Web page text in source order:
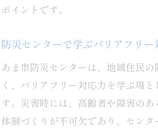
ポイントです。
防災センターで学ぶバリアフリー
あま市防災センターは、地域住民
く、バリアフリー対応力を学ぶ場
す。災害時には、高齢者や障害の
体制づくりが不可欠であり、セン